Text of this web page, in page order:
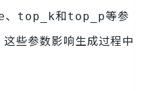
、 top_k和top_p等参
些参数影响生成过程中